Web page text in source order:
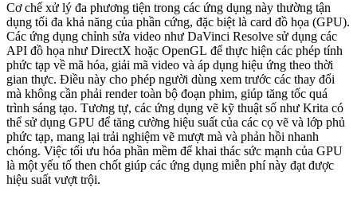
Cơ chế xử lý đa phương tiện trong các ứng dụng này thường tận
dụng tối đa khả năng của phần cứng, đặc biệt là card đồ họa (GPU).
Các ứng dụng chỉnh sửa video như DaVinci Resolve sử dụng các
API đồ họa như DirectX hoặc OpenGL để thực hiện các phép tính
phức tạp về mã hóa, giải mã video và áp dụng hiệu ứng theo thời
gian thực. Điều này cho phép người dùng xem trước các thay đổi
mà không cần phải render toàn bộ đoạn phim, giúp tăng tốc quá
trình sáng tạo. Tương tự, các ứng dụng vẽ kỹ thuật số như Krita có
thể sử dụng GPU để tăng cường hiệu suất của các cọ vẽ và lớp phủ
phức tạp, mang lại trải nghiệm vẽ mượt mà và phản hồi nhanh
chóng. Việc tối ưu hóa phần mềm để khai thác sức mạnh của GPU
là một yếu tố then chốt giúp các ứng dụng miễn phí này đạt được
hiệu suất vượt trội.